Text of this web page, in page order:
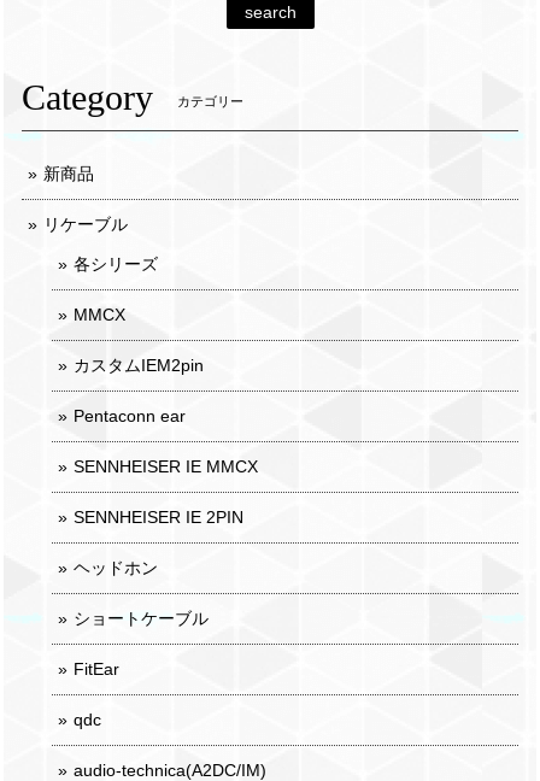
search
Category カテゴリー
新商品
リケーブル
各シリーズ
MMCX
カスタムIEM2pin
Pentaconn ear
SENNHEISER IE MMCX
SENNHEISER IE 2PIN
ヘッドホン
ショートケーブル
FitEar
qdc
audio-technica(A2DC/IM)